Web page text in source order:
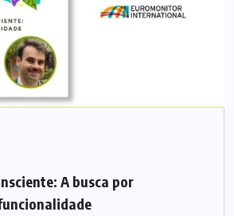
A busca por